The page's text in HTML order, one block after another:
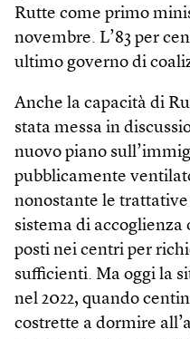
Rutte come primo
novembre. L’83 per
ultimo governo di
Anche la capacità di
stata messa in
nuovo piano
pubblicamente
nonostante le
sistema di accoglienza
posti nei centri per
sufficienti. Ma oggi la
nel 2022, quando
costrette a dormire